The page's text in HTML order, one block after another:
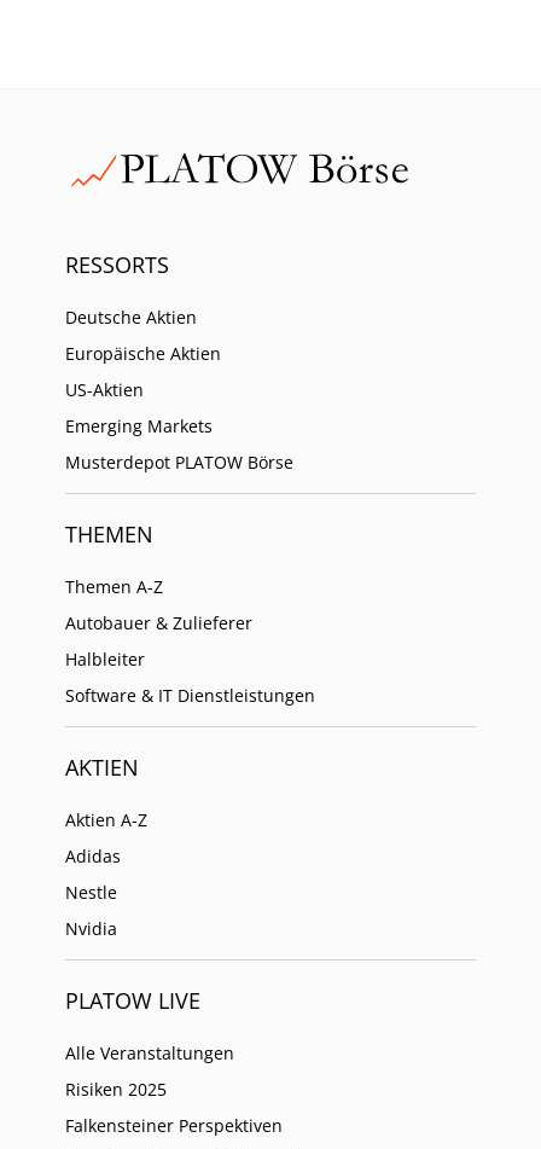
RESSORTS
Deutsche Aktien
Europäische Aktien
US-Aktien
Emerging Markets
Musterdepot PLATOW Börse
THEMEN
Themen A-Z
Autobauer & Zulieferer
Halbleiter
Software & IT Dienstleistungen
AKTIEN
Aktien A-Z
Adidas
Nestle
Nvidia
PLATOW LIVE
Alle Veranstaltungen
Risiken 2025
Falkensteiner Perspektiven